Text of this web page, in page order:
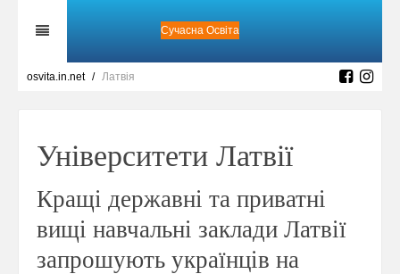
Сучасна Освіта
osvita.in.net Латвія
Університети Латвії
Кращі державні та приватні
вищі навчальні заклади Латвії
запрошують українців на